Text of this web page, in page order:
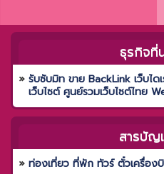
ธุรกิจที่
รับซับมิท ขาย BackLink เว็บได
เว็บไซต์ ศูนย์รวมเว็บไซต์ไทย
สารบัญ
ท่องเที่ยว ที่พัก ทัวร์ ตั๋วเครื่อง